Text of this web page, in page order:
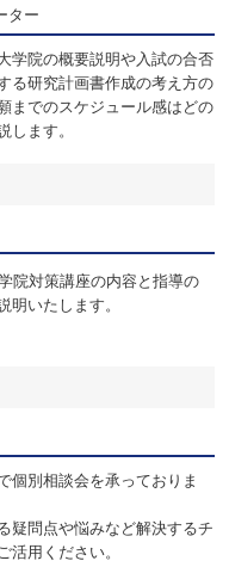
ター
学院の概要説明や入試の合否
る研究計画書作成の考え方の
までのスケジュール感はどの
します。
院対策講座の内容と指導の
明いたします。
個別相談会を承っておりま
疑問点や悩みなど解決するチ
活用ください。